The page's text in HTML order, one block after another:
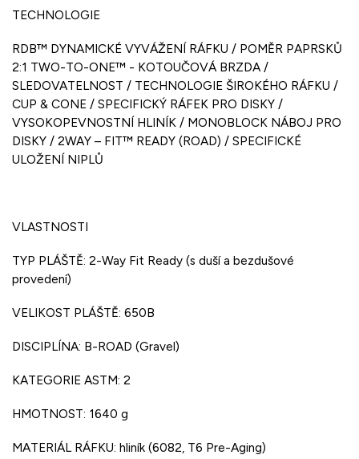
TECHNOLOGIE
RDB™ DYNAMICKÉ VYVÁŽENÍ RÁFKU / POMĚR PAPRSKŮ
2:1 TWO-TO-ONE™ - KOTOUČOVÁ BRZDA /
SLEDOVATELNOST / TECHNOLOGIE ŠIROKÉHO RÁFKU /
CUP & CONE / SPECIFICKÝ RÁFEK PRO DISKY /
VYSOKOPEVNOSTNÍ HLINÍK / MONOBLOCK NÁBOJ PRO
DISKY / 2WAY – FIT™ READY (ROAD) / SPECIFICKÉ
ULOŽENÍ NIPLŮ
VLASTNOSTI
TYP PLÁŠTĚ: 2-Way Fit Ready (s duší a bezdušové
provedení)
VELIKOST PLÁŠTĚ: 650B
DISCIPLÍNA: B-ROAD (Gravel)
KATEGORIE ASTM: 2
HMOTNOST: 1640 g
MATERIÁL RÁFKU: hliník (6082, T6 Pre-Aging)